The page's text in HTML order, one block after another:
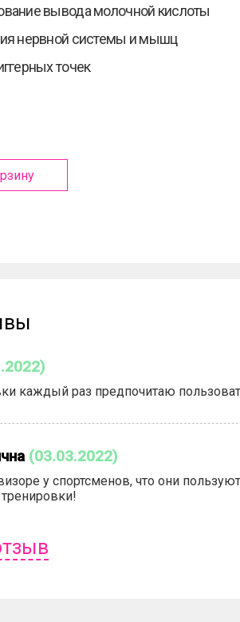
вывода молочной кислоты
нервной системы и мышц
точек
каждый раз предпочитаю
(03.03.2022)
у спортсменов, что они